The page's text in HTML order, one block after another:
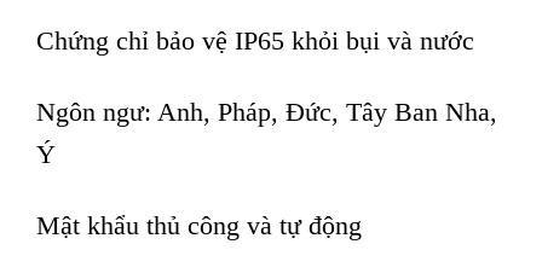
Chứng chỉ bảo vệ IP65 khỏi bụi và nước
Ngôn ngư: Anh, Pháp, Đức, Tây Ban Nha,
Ý
Mật khẩu thủ công và tự động